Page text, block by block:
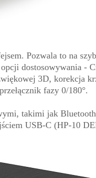
Pozwala to na
dostosowywania -
3D, korekcja
fazy 0/180°.
takimi jak
USB-C (HP-10